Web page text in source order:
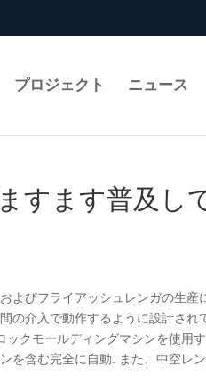
プロジェクト ニュース
すます普及し
よびフライアッシュレンガの生産
の介入で動作するように設計され
クモールディングマシンを使用
を含む完全に自動. また、中空レ